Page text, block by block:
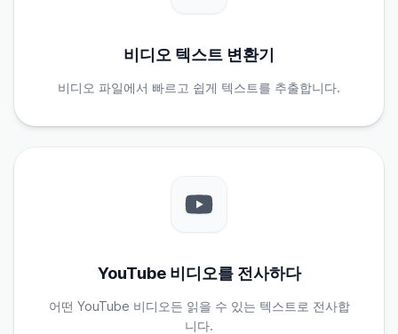
비디오 텍스트 변환기
비디오 파일에서 빠르고 쉽게 텍스트를 추출합니다.
YouTube 비디오를 전사하다
어떤 YouTube 비디오든 읽을 수 있는 텍스트로 전사합
니다.